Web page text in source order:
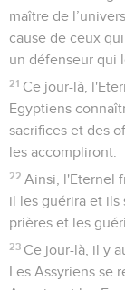
Seuls les Évangiles
La chute de
1 Message sur le
progresse dans le
redoutable.
2 Une vision
dévastateur
Je mets fin à tous
3 C'est pourquoi